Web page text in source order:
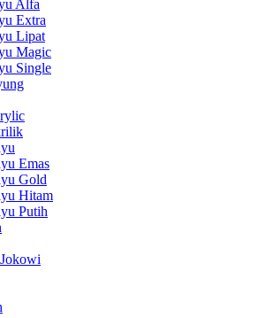
Alfa
Extra
Lipat
Magic
Single
Emas
Gold
Hitam
Putih